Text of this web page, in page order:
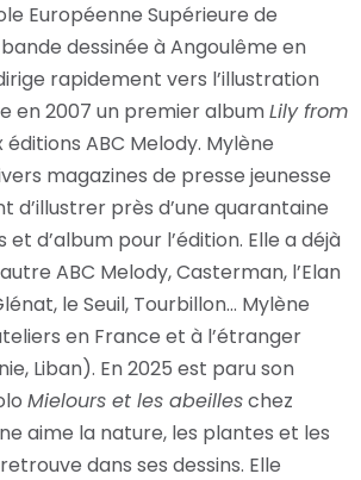
Européenne Supérieure de
bande dessinée à Angoulême en
rapidement vers l’illustration
en 2007 un premier albumLily from
éditions ABC Melody. Mylène
magazines de presse jeunesse
d’illustrer près d’une quarantaine
d’album pour l’édition. Elle a déjà
ABC Melody, Casterman, l’Elan
le Seuil, Tourbillon... Mylène
en France et à l’étranger
Liban). En 2025 est paru son
Mielours et les abeilleschez
aime la nature, les plantes et les
dans ses dessins. Elle